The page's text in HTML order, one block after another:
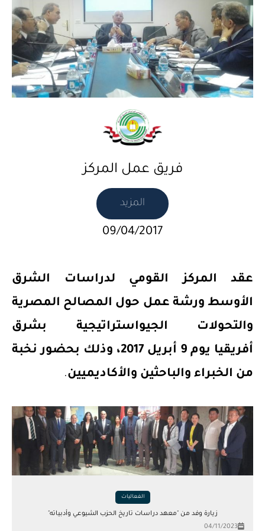
فريق عمل المركز
المزيد
09/04/2017
عقد المركز القومي لدراسات الشرق
الأوسط ورشة عمل حول المصالح المصرية
والتحولات الجيواستراتيجية بشرق
أفريقيا يوم 9 أبريل 2017، وذلك بحضور نخبة
من الخبراء والباحثين والأكاديميين.
الفعاليات
زيارة وفد من "معهد دراسات تاريخ الحزب الشيوعي وأدبياته"
04/11/2023